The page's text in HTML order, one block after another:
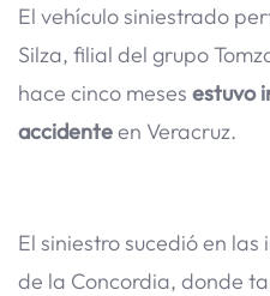
El vehículo siniestrado
Silza, filial del grupo
hace cinco meses estuvo
accidenteen Veracruz.
El siniestro sucedió en
de la Concordia, donde